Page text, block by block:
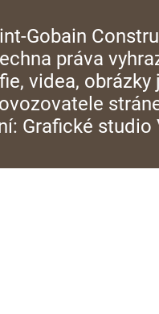
Gobain
práva
videa, obrázky
Grafické studio